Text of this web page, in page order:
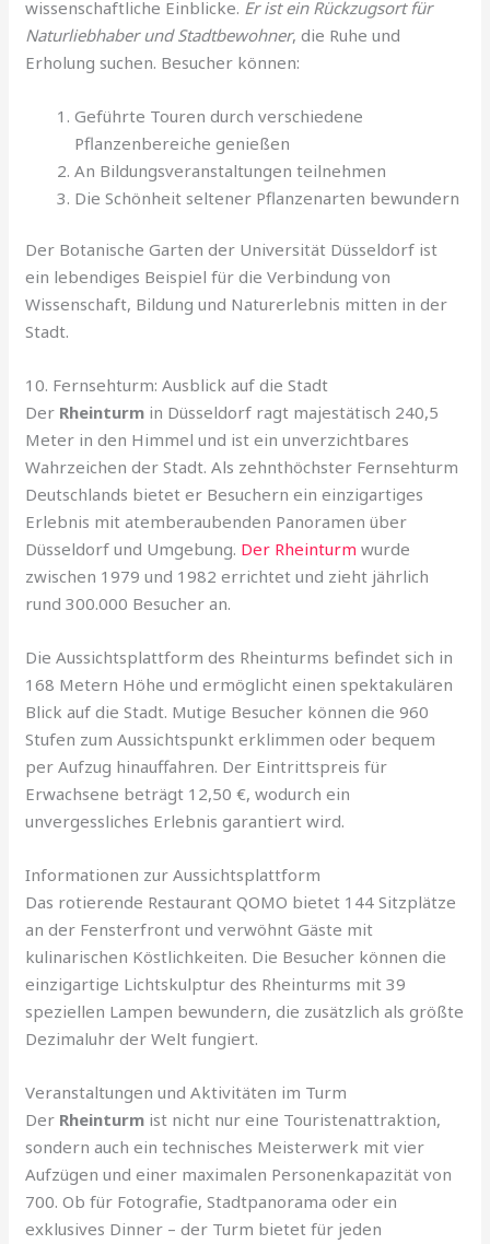
wissenschaftliche Einblicke. Er ist ein Rückzugsort für
Naturliebhaber und Stadtbewohner, die Ruhe und
Erholung suchen. Besucher können:
Geführte Touren durch verschiedene
Pflanzenbereiche genießen
An Bildungsveranstaltungen teilnehmen
Die Schönheit seltener Pflanzenarten bewundern
Der Botanische Garten der Universität Düsseldorf ist
ein lebendiges Beispiel für die Verbindung von
Wissenschaft, Bildung und Naturerlebnis mitten in der
Stadt.
10. Fernsehturm: Ausblick auf die Stadt
Der Rheinturm in Düsseldorf ragt majestätisch 240,5
Meter in den Himmel und ist ein unverzichtbares
Wahrzeichen der Stadt. Als zehnthöchster Fernsehturm
Deutschlands bietet er Besuchern ein einzigartiges
Erlebnis mit atemberaubenden Panoramen über
Düsseldorf und Umgebung. Der Rheinturm wurde
zwischen 1979 und 1982 errichtet und zieht jährlich
rund 300.000 Besucher an.
Die Aussichtsplattform des Rheinturms befindet sich in
168 Metern Höhe und ermöglicht einen spektakulären
Blick auf die Stadt. Mutige Besucher können die 960
Stufen zum Aussichtspunkt erklimmen oder bequem
per Aufzug hinauffahren. Der Eintrittspreis für
Erwachsene beträgt 12,50 €, wodurch ein
unvergessliches Erlebnis garantiert wird.
Informationen zur Aussichtsplattform
Das rotierende Restaurant QOMO bietet 144 Sitzplätze
an der Fensterfront und verwöhnt Gäste mit
kulinarischen Köstlichkeiten. Die Besucher können die
einzigartige Lichtskulptur des Rheinturms mit 39
speziellen Lampen bewundern, die zusätzlich als größte
Dezimaluhr der Welt fungiert.
Veranstaltungen und Aktivitäten im Turm
Der Rheinturm ist nicht nur eine Touristenattraktion,
sondern auch ein technisches Meisterwerk mit vier
Aufzügen und einer maximalen Personenkapazität von
700. Ob für Fotografie, Stadtpanorama oder ein
exklusives Dinner – der Turm bietet für jeden